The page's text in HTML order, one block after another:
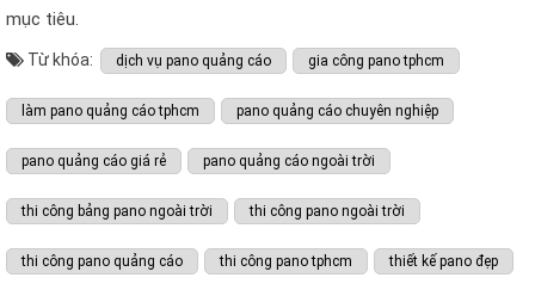
mục tiêu.
Từ khóa: dịch vụ pano quảng cáo gia công pano tphcm
làm pano quảng cáo tphcm pano quảng cáo chuyên nghiệp
pano quảng cáo giá rẻ pano quảng cáo ngoài trời
thi công bảng pano ngoài trời thi công pano ngoài trời
thi công pano quảng cáo thi công pano tphcm thiết kế pano đẹp